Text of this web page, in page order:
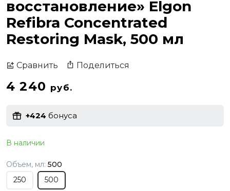
восстановление» Elgon
Refibra Concentrated
Restoring Mask, 500 мл
Сравнить Поделиться
4 240 руб.
+424 бонуса
В наличии
Объем, мл: 500
250
500